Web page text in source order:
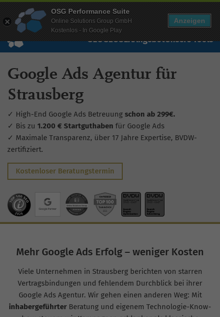
Wissen Free Checks Über uns Free Account
SEOGEOSEAAngebotUnsere Tools
Google Ads Agentur für
Strausberg
✓ High-End Google Ads Betreuung schon ab 299€.
✓ Bis zu 1.200 € Startguthaben für Google Ads
✓ Maximale Transparenz, über 17 Jahre Expertise, BVDW-
zertifiziert.
Kostenloser Beratungstermin
Mehr Google Ads Erfolg – weniger Kosten
Viele Unternehmen in Strausberg berichten von starren
Vertragsbindungen und fehlendem Durchblick bei ihrer
Google Ads Agentur. Wir gehen einen anderen Weg: Mit
inhabergeführter Beratung und eigenem Technologie-Know-
OSG Performance Suite
Online Solutions Group GmbH
Kostenlos - In Google Play
Anzeigen